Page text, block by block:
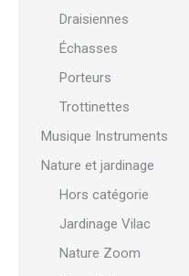
Draisiennes
Échasses
Porteurs
Trottinettes
Musique Instruments
Nature et jardinage
Hors catégorie
Jardinage Vilac
Nature Zoom